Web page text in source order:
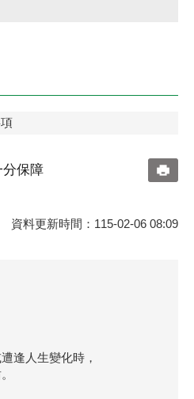
分保障
資料更新時間：115-02-06 08:09
逢人生變化時，